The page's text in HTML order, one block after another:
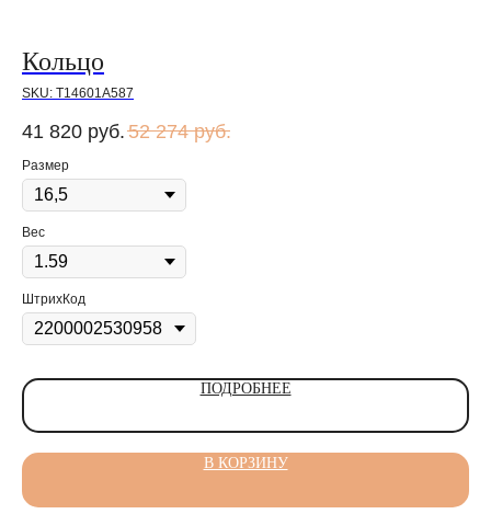
Кольцо
SKU: Т14601А587
41 820 руб. 52 274 руб.
Размер
Вес
ШтрихКод
ПОДРОБНЕЕ
В КОРЗИНУ